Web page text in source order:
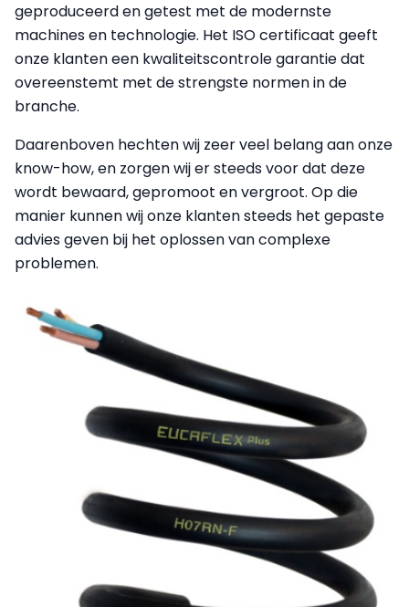
geproduceerd en getest met de modernste
machines en technologie. Het ISO certificaat geeft
onze klanten een kwaliteitscontrole garantie dat
overeenstemt met de strengste normen in de
branche.
Daarenboven hechten wij zeer veel belang aan onze
know-how, en zorgen wij er steeds voor dat deze
wordt bewaard, gepromoot en vergroot. Op die
manier kunnen wij onze klanten steeds het gepaste
advies geven bij het oplossen van complexe
problemen.